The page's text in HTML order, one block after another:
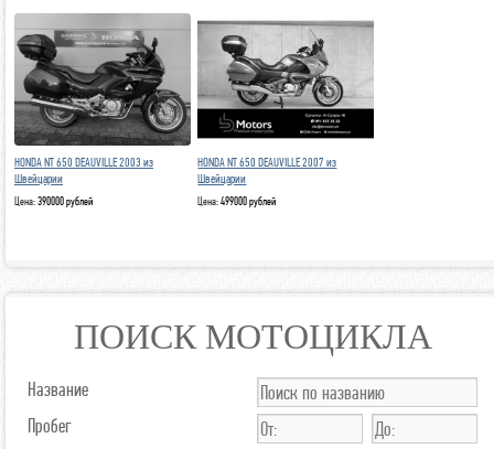
HONDA NT 650 DEAUVILLE 2003 из
Швейцарии
Цена:390000 рублей
HONDA NT 650 DEAUVILLE 2007 из
Швейцарии
Цена:499000 рублей
ПОИСК МОТОЦИКЛА
Название
Пробег